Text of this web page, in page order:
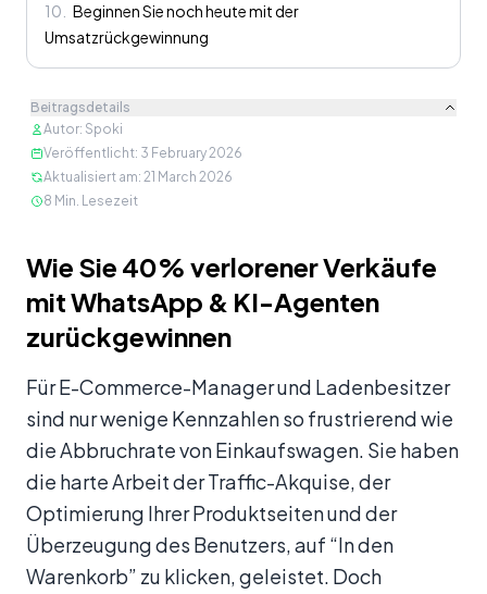
10
Beginnen Sie noch heute mit der
Umsatzrückgewinnung
Beitragsdetails
Autor: Spoki
Veröffentlicht: 3 February 2026
Aktualisiert am: 21 March 2026
8 Min. Lesezeit
Wie Sie 40% verlorener Verkäufe
mit WhatsApp & KI-Agenten
zurückgewinnen
Für E-Commerce-Manager und Ladenbesitzer
sind nur wenige Kennzahlen so frustrierend wie
die Abbruchrate von Einkaufswagen. Sie haben
die harte Arbeit der Traffic-Akquise, der
Optimierung Ihrer Produktseiten und der
Überzeugung des Benutzers, auf “In den
Warenkorb” zu klicken, geleistet. Doch